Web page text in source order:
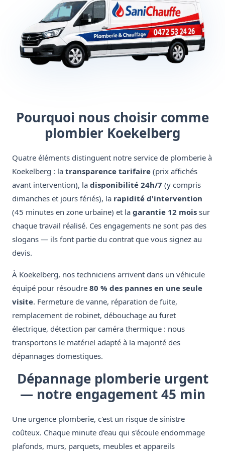
Pourquoi nous choisir comme
plombier Koekelberg
Quatre éléments distinguent notre service de plomberie à
Koekelberg : la transparence tarifaire (prix affichés
avant intervention), la disponibilité 24h/7 (y compris
dimanches et jours fériés), la rapidité d'intervention
(45 minutes en zone urbaine) et la garantie 12 mois sur
chaque travail réalisé. Ces engagements ne sont pas des
slogans — ils font partie du contrat que vous signez au
devis.
À Koekelberg, nos techniciens arrivent dans un véhicule
équipé pour résoudre 80 % des pannes en une seule
visite. Fermeture de vanne, réparation de fuite,
remplacement de robinet, débouchage au furet
électrique, détection par caméra thermique : nous
transportons le matériel adapté à la majorité des
dépannages domestiques.
Dépannage plomberie urgent
— notre engagement 45 min
Une urgence plomberie, c'est un risque de sinistre
coûteux. Chaque minute d'eau qui s'écoule endommage
plafonds, murs, parquets, meubles et appareils